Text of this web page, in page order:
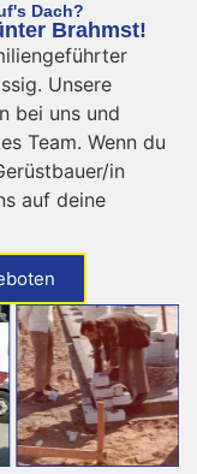
Dach?
Brahmst!
Unsere
bei uns und
Team. Wenn du
in
auf deine